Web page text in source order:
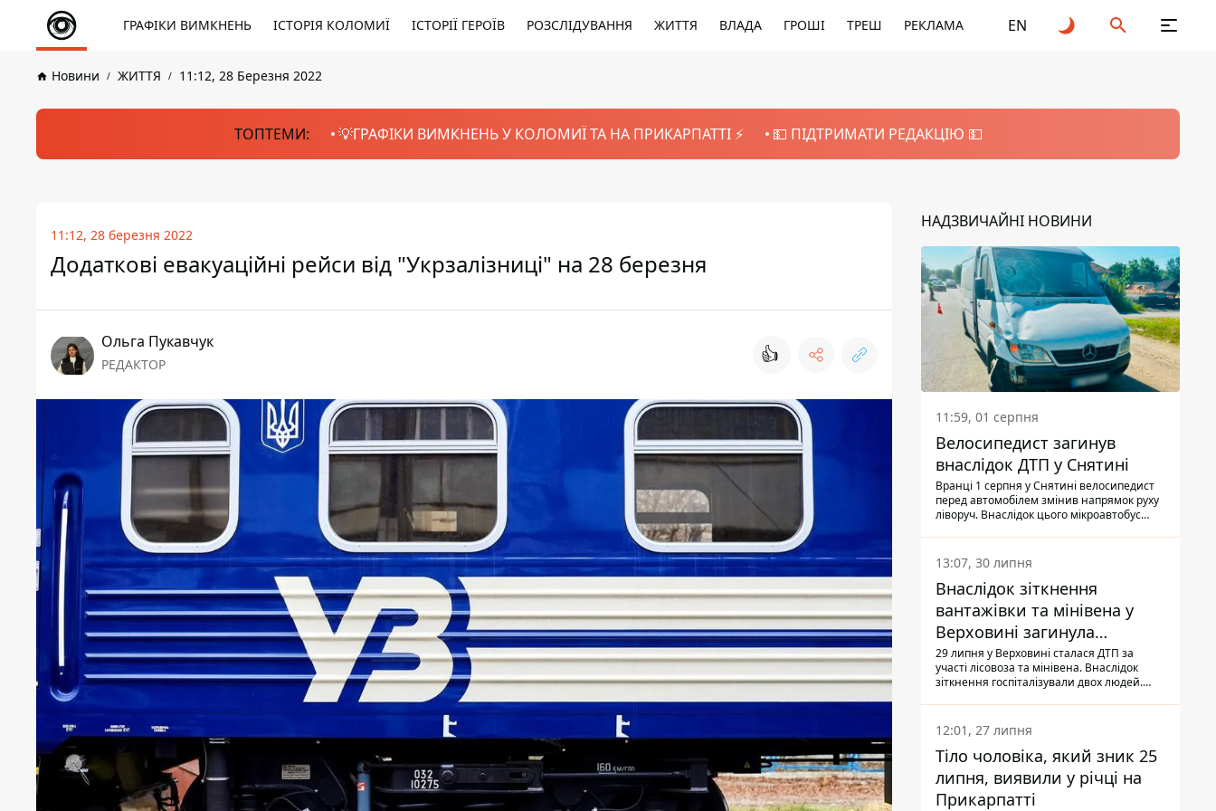
ГРАФІКИ ВИМКНЕНЬ ІСТОРІЯ КОЛОМИЇ ІСТОРІЇ ГЕРОЇВ РОЗСЛІДУВАННЯ ЖИТТЯ ВЛАДА ГРОШІ ТРЕШ РЕКЛАМА EN
Новини ЖИТТЯ 11:12, 28 Березня 2022
ТОПТЕМИ: 💡ГРАФІКИ ВИМКНЕНЬ У КОЛОМИЇ ТА НА ПРИКАРПАТТІ ⚡️ 💵 ПІДТРИМАТИ РЕДАКЦІЮ 💵
11:12, 28 березня 2022
Додаткові евакуаційні рейси від "Укрзалізниці" на 28 березня
Ольга Пукавчук
РЕДАКТОР 👍
НАДЗВИЧАЙНІ НОВИНИ
11:59, 01 серпня
Велосипедист загинув
внаслідок ДТП у Снятині
Вранці 1 серпня у Снятині велосипедист
перед автомобілем змінив напрямок руху
ліворуч. Внаслідок цього мікроавтобус
13:07, 30 липня
Внаслідок зіткнення
вантажівки та мінівена у
Верховині загинула
пасажирка, водійка - у
лікарні
29 липня у Верховині сталася ДТП за
участі лісовоза та мінівена. Внаслідок
зіткнення госпіталізували двох людей.
Також травми отримала водійка
автомобіля.
12:01, 27 липня
Тіло чоловіка, який зник 25
липня, виявили у річці на
Прикарпатті